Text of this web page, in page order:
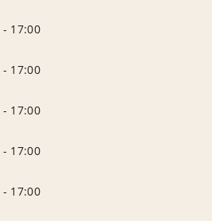
- 17:00
- 17:00
- 17:00
- 17:00
- 17:00